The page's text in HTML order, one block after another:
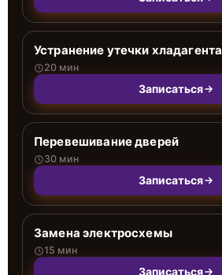
Устранение утечки хладагента
20 мин
Записаться
Перевешивание дверей
30 мин
Записаться
Замена электросхемы
15 мин
Записаться